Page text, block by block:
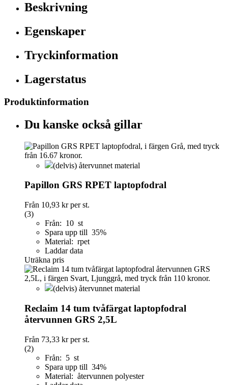
Beskrivning
Egenskaper
Tryckinformation
Lagerstatus
Produktinformation
Du kanske också gillar
(delvis) återvunnet material
Papillon GRS RPET laptopfodral
Från 10,93 krper st.
(3)
Från: 10 st
Spara upp till 35%
Material: rpet
Laddar data
Uträkna pris
(delvis) återvunnet material
Reclaim 14 tum tvåfärgat laptopfodral
återvunnen GRS 2,5L
Från 73,33 krper st.
(2)
Från: 5 st
Spara upp till 34%
Material: återvunnen polyester